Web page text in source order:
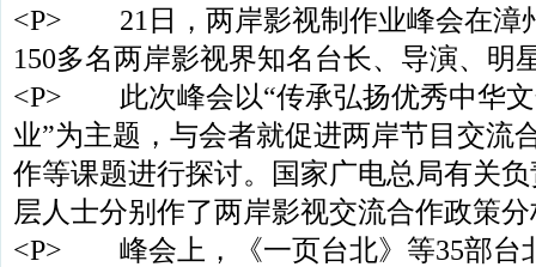
<P> 21日，两岸影视制作业峰会在漳
150多名两岸影视界知名台长、导演、明
<P> 此次峰会以“传承弘扬优秀中华文
业”为主题，与会者就促进两岸节目交流
作等课题进行探讨。国家广电总局有关
层人士分别作了两岸影视交流合作政策
<P> 峰会上，《一页台北》等35部台